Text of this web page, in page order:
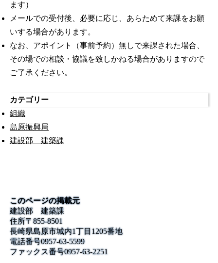
ます）
メールでの受付後、必要に応じ、あらためて来課をお願
いする場合があります。
なお、アポイント（事前予約）無しで来課された場合、
その場での相談・協議を致しかねる場合がありますので
ご了承ください。
カテゴリー
組織
島原振興局
建設部 建築課
このページの掲載元
建設部 建築課
住所〒855-8501
長崎県島原市城内1丁目1205番地
電話番号0957-63-5599
ファックス番号0957-63-2251